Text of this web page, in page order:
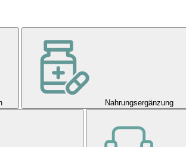
Nahrungsergänzung